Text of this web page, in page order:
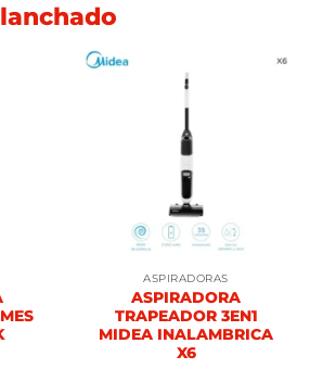
ASPIRADORAS
ASPIRADORA
TRAPEADOR 3EN1
MIDEA INALAMBRICA
X6